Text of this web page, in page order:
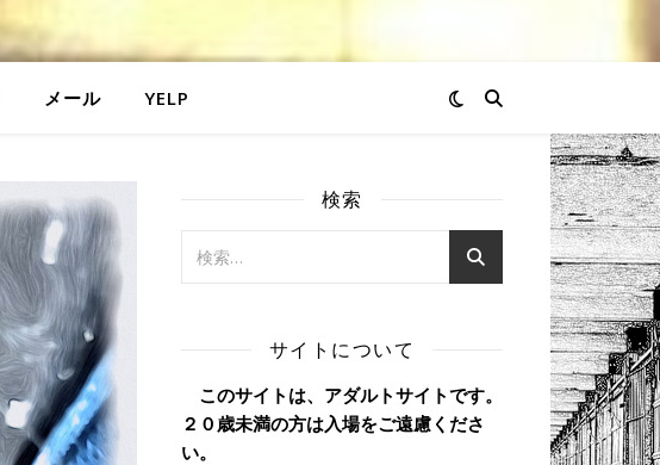
メール YELP
検索
サイトについて
このサイトは、アダルトサイトです。
２０歳未満の方は入場をご遠慮くださ
い。